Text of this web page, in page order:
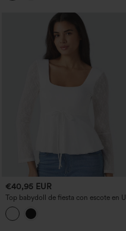
€40,95 EUR
Top babydoll de fiesta con escote en U,
mangas largas, encaje en contraste y
cordón